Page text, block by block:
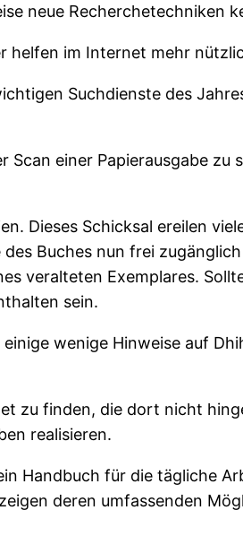
neue Recherchetechniken
helfen im Internet mehr
Suchdienste des
einer Papierausgabe zu
Dieses Schicksal ereilen
Buches nun frei
veralteten Exemplares.
sein.
wenige Hinweise auf
zu finden, die dort nicht
realisieren.
Handbuch für die tägliche
deren umfassenden